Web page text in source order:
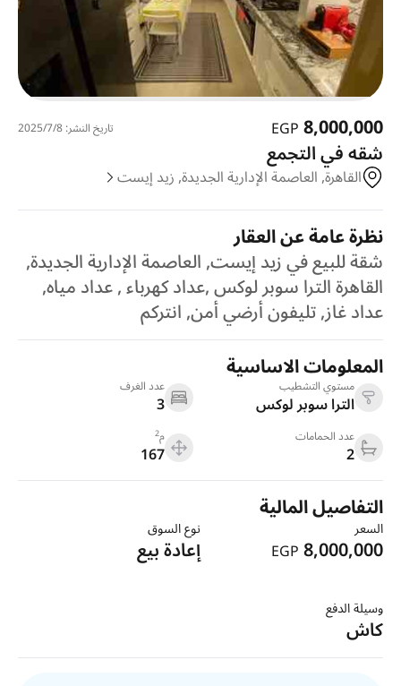
8,000,000
EGP تاريخ النشر: 8‏‏/7‏‏/2025
شقه في التجمع
القاهرة, العاصمة الإدارية الجديدة, زيد إيست
نظرة عامة عن العقار
شقة للبيع في زيد إيست, العاصمة الإدارية الجديدة,
القاهرة الترا سوبر لوكس ,عداد كهرباء , عداد مياه,
عداد غاز, تليفون أرضي أمن, انتركم
المعلومات الاساسية
مستوي التشطيب
الترا سوبر لوكس
عدد الغرف
3
عدد الحمامات
2
م2
167
التفاصيل المالية
السعر
8,000,000
EGP
نوع السوق
إعادة بيع
وسيلة الدفع
كاش